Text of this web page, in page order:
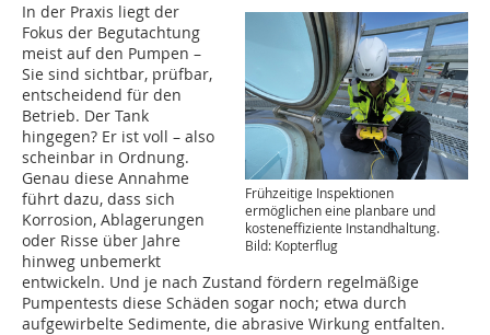
Frühzeitige Inspektionen
ermöglichen eine planbare und
kosteneffiziente Instandhaltung.
Bild: Kopterflug
In der Praxis liegt der
Fokus der Begutachtung
meist auf den Pumpen –
Sie sind sichtbar, prüfbar,
entscheidend für den
Betrieb. Der Tank
hingegen? Er ist voll – also
scheinbar in Ordnung.
Genau diese Annahme
führt dazu, dass sich
Korrosion, Ablagerungen
oder Risse über Jahre
hinweg unbemerkt
entwickeln. Und je nach Zustand fördern regelmäßige
Pumpentests diese Schäden sogar noch; etwa durch
aufgewirbelte Sedimente, die abrasive Wirkung entfalten.